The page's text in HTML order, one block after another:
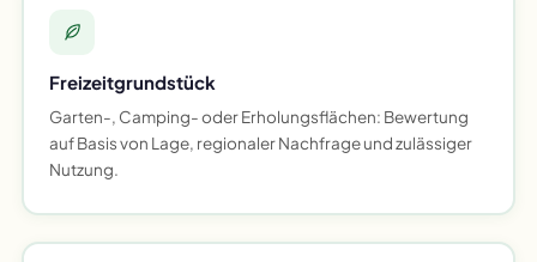
Freizeitgrundstück
Garten-, Camping- oder Erholungsflächen: Bewertung
auf Basis von Lage, regionaler Nachfrage und zulässiger
Nutzung.